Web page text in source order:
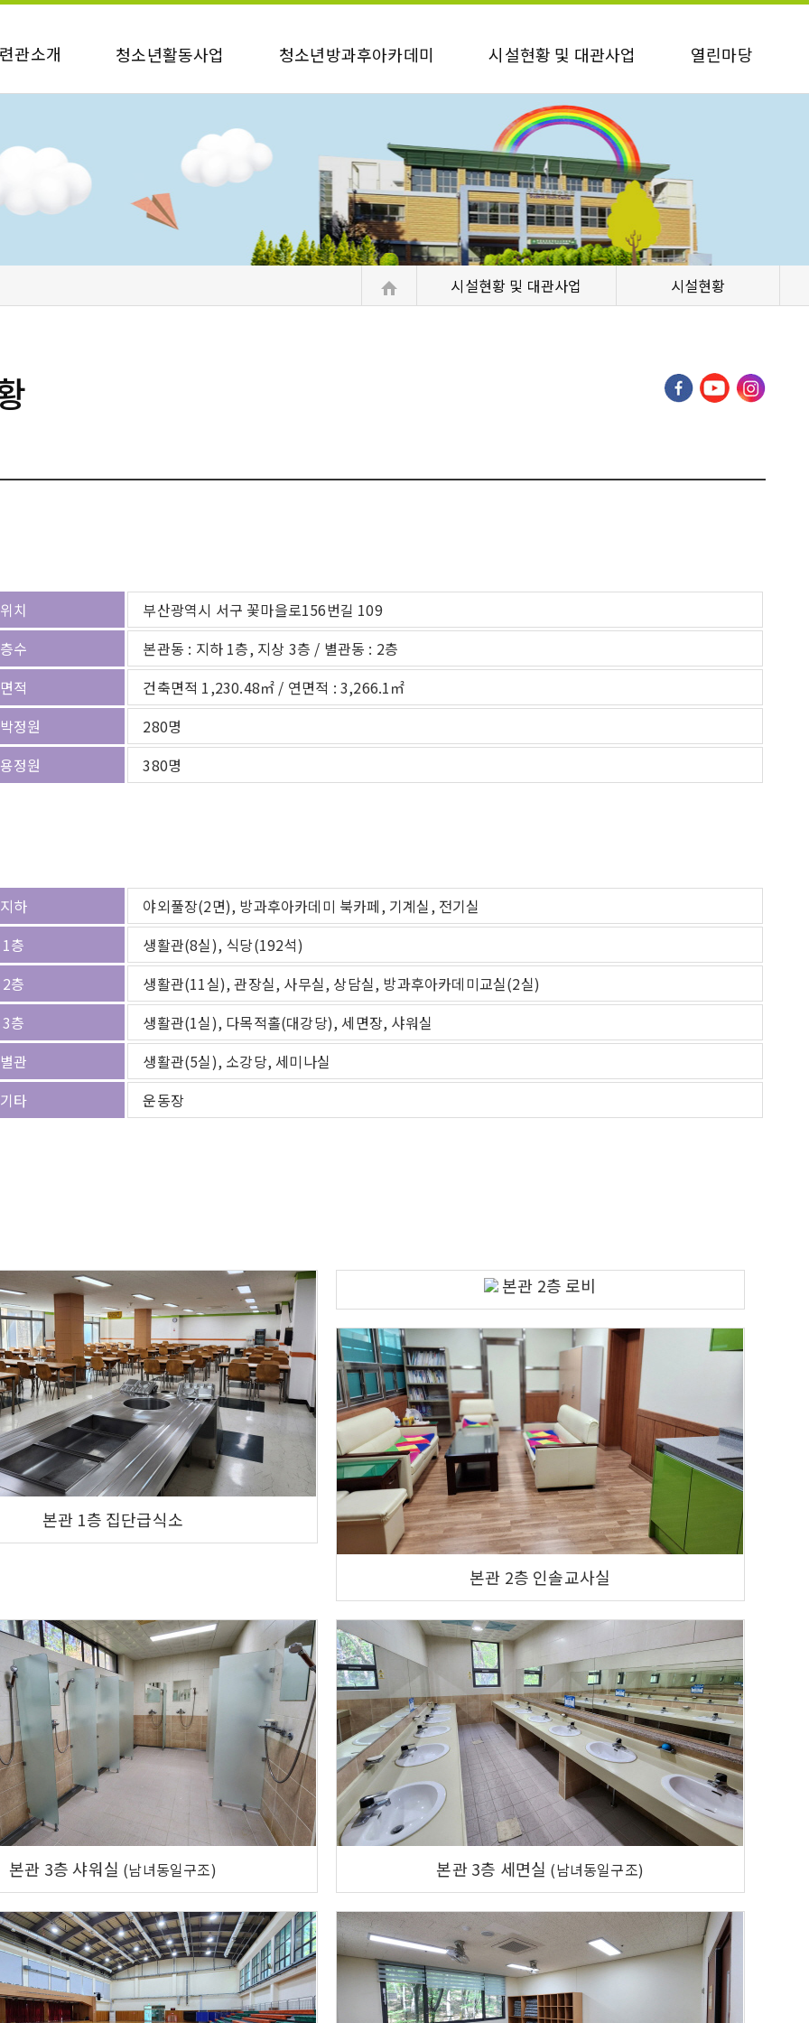
관소개 청소년활동사업 청소년방과후아카데미 시설현황 및 대관사업 열린마당
시설현황 및 대관사업 시설현황
위치
부산광역시 서구 꽃마을로156번길 109
층수
본관동 : 지하 1층, 지상 3층 / 별관동 : 2층
면적
건축면적 1,230.48㎡ / 연면적 : 3,266.1㎡
정원
280명
정원
380명
지하
야외풀장(2면), 방과후아카데미 북카페, 기계실, 전기실
1층
생활관(8실), 식당(192석)
2층
생활관(11실), 관장실, 사무실, 상담실, 방과후아카데미교실(2실)
3층
생활관(1실), 다목적홀(대강당), 세면장, 샤워실
별관
생활관(5실), 소강당, 세미나실
기타
운동장
본관 1층 집단급식소
본관 2층 로비
본관 2층 인솔교사실
본관 3층 샤워실 (남녀동일구조) 본관 3층 세면실 (남녀동일구조)